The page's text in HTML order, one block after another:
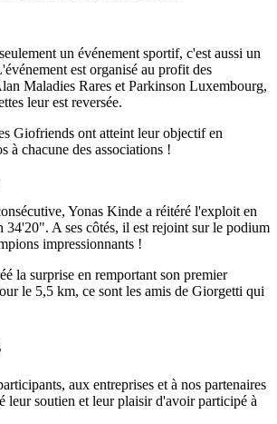
un événement sportif, c'est aussi un
est organisé au profit des
Maladies Rares et Parkinson Luxembourg,
leur est reversée.
Giofriends ont atteint leur objectif en
à chacune des associations !
Yonas Kinde a réitéré l'exploit en
34'20". A ses côtés, il est rejoint sur le podium
impressionnants !
la surprise en remportant son premier
le 5,5 km, ce sont les amis de Giorgetti qui
aux entreprises et à nos partenaires
leur soutien et leur plaisir d'avoir participé à